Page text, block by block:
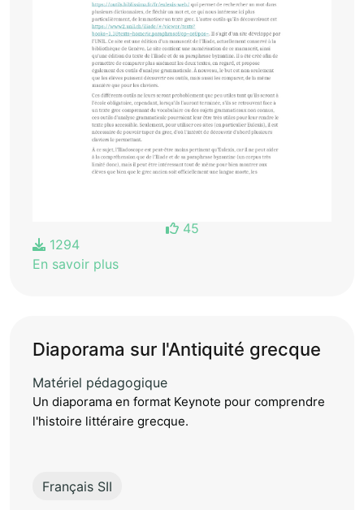
45
1294
En savoir plus
Diaporama sur l'Antiquité grecque
Matériel pédagogique
Un diaporama en format Keynote pour comprendre
l'histoire littéraire grecque.
Français SII